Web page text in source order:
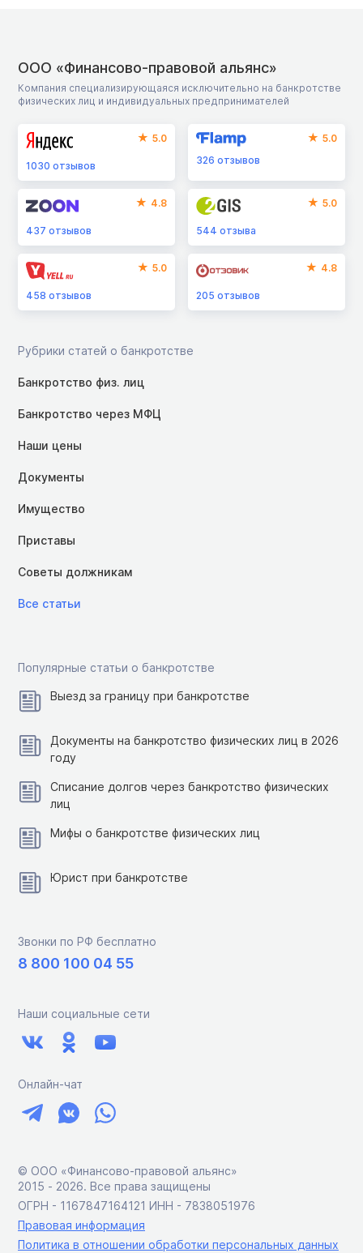
ООО «Финансово-правовой альянс»
Компания специализирующаяся исключительно на банкротстве
физических лиц и индивидуальных предпринимателей
5.0
1030 отзывов
5.0
326отзывов
4.8
437 отзывов
5.0
544отзыва
5.0
458 отзывов
4.8
205отзывов
Рубрики статей о банкротстве
Банкротство физ. лиц
Банкротство через МФЦ
Наши цены
Документы
Имущество
Приставы
Советы должникам
Все статьи
Популярные статьи о банкротстве
Выезд за границу при банкротстве
Документы на банкротство физических лиц в 2026
году
Списание долгов через банкротство физических
лиц
Мифы о банкротстве физических лиц
Юрист при банкротстве
Звонки по РФ бесплатно
8 800 100 04 55
Наши социальные сети
Онлайн-чат
© ООО «Финансово-правовой альянс»
2015 ‑ 2026. Все права защищены
ОГРН - 1167847164121 ИНН - 7838051976
Правовая информация
Политика в отношении обработки персональных данных